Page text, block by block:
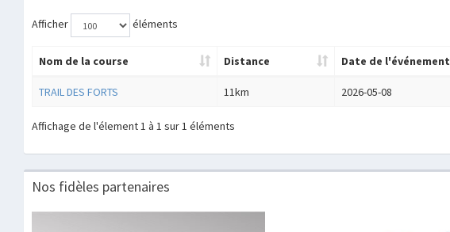
Afficher éléments
Nom de la course Distance Date de l'événement
TRAIL DES FORTS 11km 2026-05-08
Affichage de l'élement 1 à 1 sur 1 éléments
Nos fidèles partenaires